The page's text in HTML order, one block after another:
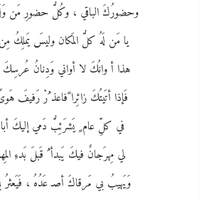
وحضورُكَ الباقي ، وكُلُّ حضورِ مَن
يا مَن لَهُ كلُّ المَكان وليسَ يَملِكُ
هذا أ وانُكَ لا أواني وَدِنانُ عُرسِكَ
فَإذا أتَيتُكَ زائِرا ًفاعذ ُرْ رَفيفَ
في كلِّ عام ٍ يَشرَئِبُّ دَمي إليكَ
لي مِهرَجانٌ فيكَ يَبدأ ُ قَبلَ بَدءِ
وَيَهيبُ بي مَرقاكَ أصـ عَدُهُ ، فَيَعثرُ